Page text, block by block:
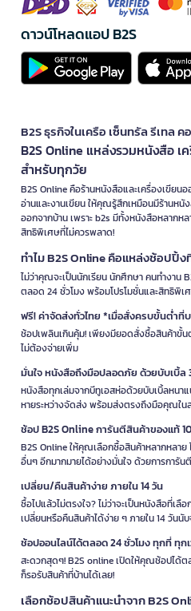
ดาวน์โหลดแอป B2S
B2S ธุรกิจในเครือ เซ็นทรัล รีเทล
B2S Online แหล่งรวมหนังสือ เ
สำหรับทุกวัย
B2S Online คือร้านหนังสือและเครื่องเขียน
อ่านและงานเขียน ให้คุณรู้สึกเหมือนมีร้านหนั
ออกจากบ้าน เพราะ b2s มีทั้งหนังสือหลาก
สิทธิพิเศษที่ไม่ควรพลาด!
ทำไม B2S Online คือแหล่งช้อปปิ้
ไม่ว่าคุณจะเป็นนักเรียน นักศึกษา คนทำงา
ตลอด 24 ชั่วโมง พร้อมโปรโมชั่นและสิทธิพิเ
ฟรี! ค่าจัดส่งทั่วไทย *เมื่อสั่งครบขั้นต่ำที่
ช้อปเพลินเกินคุ้ม! เพียงมียอดสั่งซื้อสินค้าขั้
ไม่ต้องจ่ายเพิ่ม
มั่นใจ หนังสือถึงมือปลอดภัย ด้วยบับเบิ้ล
หนังสือทุกเล่มจากบีทูเอสห่อด้วยบับเบิ้ลหนา
หายระหว่างจัดส่ง พร้อมส่งตรงถึงมือคุณใ
ช้อป B2S Online การันตีสินค้าของแท้
B2S Online ให้คุณเลือกซื้อสินค้าหลากหลาย
อื่นๆ อีกมากมายได้อย่างมั่นใจ ด้วยการการั
เปลี่ยน/คืนสินค้าง่าย ภายใน 14 วัน
ซื้อไปแล้วไม่ตรงใจ? ไม่ว่าจะเป็นหนังสือที่
เปลี่ยนหรือคืนสินค้าได้ง่าย ๆ ภายใน 14 วันนั
ช้อปออนไลน์ได้ตลอด 24 ชั่วโมง ทุกที่ ทุก
สะดวกสุดๆ! B2S online เปิดให้คุณช้อปได้
ก็รอรับสินค้าที่บ้านได้เลย!
เลือกช้อปสินค้าแนะนำจาก B2S